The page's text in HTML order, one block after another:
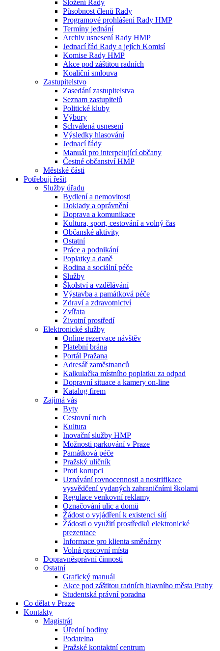
Složení Rady
Působnost členů Rady
Programové prohlášení Rady HMP
Termíny jednání
Archiv usnesení Rady HMP
Jednací řád Rady a jejích Komisí
Komise Rady HMP
Akce pod záštitou radních
Koaliční smlouva
Zastupitelstvo
Zasedání zastupitelstva
Seznam zastupitelů
Politické kluby
Výbory
Schválená usnesení
Výsledky hlasování
Jednací řády
Manuál pro interpelující občany
Čestné občanství HMP
Městské části
Potřebuji řešit
Služby úřadu
Bydlení a nemovitosti
Doklady a oprávnění
Doprava a komunikace
Kultura, sport, cestování a volný čas
Občanské aktivity
Ostatní
Práce a podnikání
Poplatky a daně
Rodina a sociální péče
Služby
Školství a vzdělávání
Výstavba a památková péče
Zdraví a zdravotnictví
Zvířata
Životní prostředí
Elektronické služby
Online rezervace návštěv
Platební brána
Portál Pražana
Adresář zaměstnanců
Kalkulačka místního poplatku za odpad
Dopravní situace a kamery on-line
Katalog firem
Zajímá vás
Byty
Cestovní ruch
Kultura
Inovační služby HMP
Možnosti parkování v Praze
Památková péče
Pražský uličník
Proti korupci
Uznávání rovnocennosti a nostrifikace
vysvědčení vydaných zahraničními školami
Regulace venkovní reklamy
Označování ulic a domů
Žádost o vyjádření k existenci sítí
Žádosti o využití prostředků elektronické
prezentace
Informace pro klienta směnárny
Volná pracovní místa
Dopravněsprávní činnosti
Ostatní
Grafický manuál
Akce pod záštitou radních hlavního města Prahy
Studentská právní poradna
Co dělat v Praze
Kontakty
Magistrát
Úřední hodiny
Podatelna
Pražské kontaktní centrum